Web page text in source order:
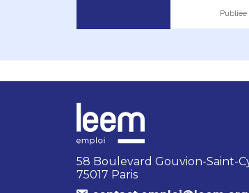
Publiée
58 Boulevard Gouvion-Saint-
75017 Paris